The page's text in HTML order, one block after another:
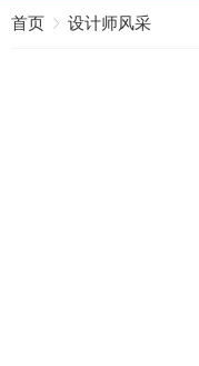
首页 设计师风采